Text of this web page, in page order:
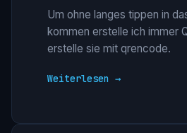
Um ohne langes tippen in
kommen erstelle ich immer
erstelle sie mit qrencode.
Weiterlesen →